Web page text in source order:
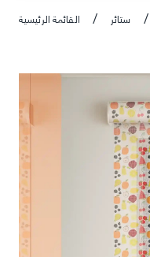
القائمة الرئيسية / ستائر /